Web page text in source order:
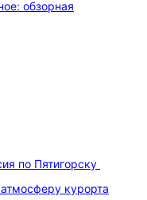
по Пятигорску
курорта